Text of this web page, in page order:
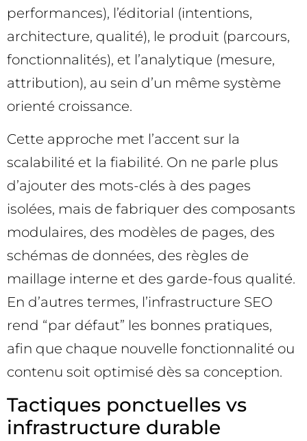
performances), l’éditorial (intentions,
architecture, qualité), le produit (parcours,
fonctionnalités), et l’analytique (mesure,
attribution), au sein d’un même système
orienté croissance.
Cette approche met l’accent sur la
scalabilité et la fiabilité. On ne parle plus
d’ajouter des mots-clés à des pages
isolées, mais de fabriquer des composants
modulaires, des modèles de pages, des
schémas de données, des règles de
maillage interne et des garde-fous qualité.
En d’autres termes, l’infrastructure SEO
rend “par défaut” les bonnes pratiques,
afin que chaque nouvelle fonctionnalité ou
contenu soit optimisé dès sa conception.
Tactiques ponctuelles vs
infrastructure durable